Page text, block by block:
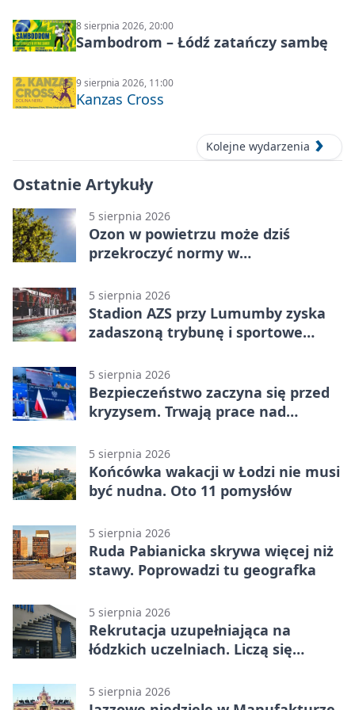
8 sierpnia 2026, 20:00
Sambodrom – Łódź zatańczy sambę
9 sierpnia 2026, 11:00
Kanzas Cross
Kolejne wydarzenia
Ostatnie Artykuły
5 sierpnia 2026
Ozon w powietrzu może dziś
przekroczyć normy w
5 sierpnia 2026
Stadion AZS przy Lumumby zyska
zadaszoną trybunę i sportowe
5 sierpnia 2026
Bezpieczeństwo zaczyna się przed
kryzysem. Trwają prace nad
5 sierpnia 2026
Końcówka wakacji w Łodzi nie musi
być nudna. Oto 11 pomysłów
5 sierpnia 2026
Ruda Pabianicka skrywa więcej niż
stawy. Poprowadzi tu geografka
5 sierpnia 2026
Rekrutacja uzupełniająca na
łódzkich uczelniach. Liczą się
5 sierpnia 2026